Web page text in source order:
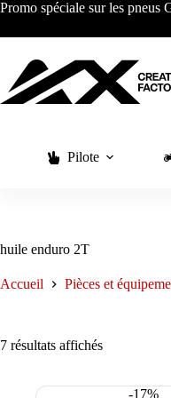
Passer
contenu
Promo spéciale sur les
Pilote
huile enduro 2T
Accueil Pièces et
7 résultats affichésTrié
récent-17%